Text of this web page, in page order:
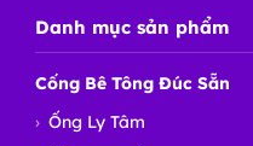
Danh mục sản phẩm
Cống Bê Tông Đúc Sẵn
Ống Ly Tâm